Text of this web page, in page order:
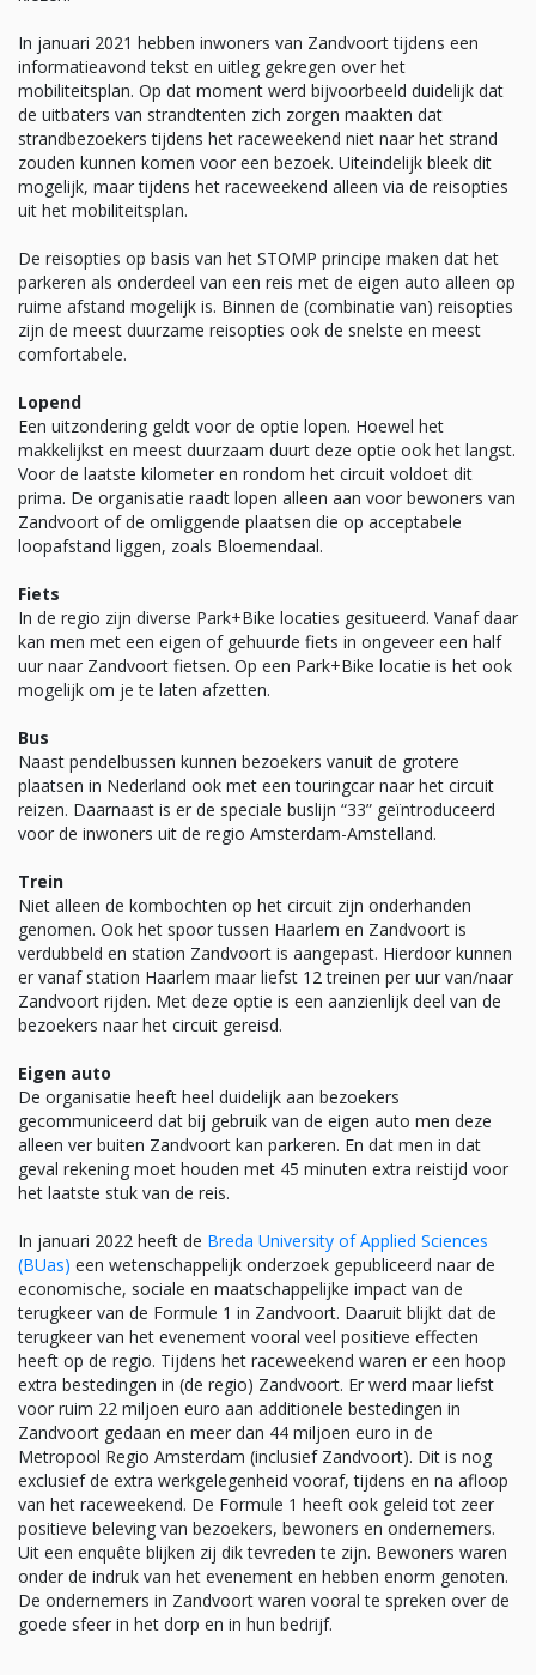
In januari 2021 hebben inwoners van Zandvoort tijdens een
informatieavond tekst en uitleg gekregen over het
mobiliteitsplan. Op dat moment werd bijvoorbeeld duidelijk dat
de uitbaters van strandtenten zich zorgen maakten dat
strandbezoekers tijdens het raceweekend niet naar het strand
zouden kunnen komen voor een bezoek. Uiteindelijk bleek dit
mogelijk, maar tijdens het raceweekend alleen via de reisopties
uit het mobiliteitsplan.
De reisopties op basis van het STOMP principe maken dat het
parkeren als onderdeel van een reis met de eigen auto alleen op
ruime afstand mogelijk is. Binnen de (combinatie van) reisopties
zijn de meest duurzame reisopties ook de snelste en meest
comfortabele.
Lopend
Een uitzondering geldt voor de optie lopen. Hoewel het
makkelijkst en meest duurzaam duurt deze optie ook het langst.
Voor de laatste kilometer en rondom het circuit voldoet dit
prima. De organisatie raadt lopen alleen aan voor bewoners van
Zandvoort of de omliggende plaatsen die op acceptabele
loopafstand liggen, zoals Bloemendaal.
Fiets
In de regio zijn diverse Park+Bike locaties gesitueerd. Vanaf daar
kan men met een eigen of gehuurde fiets in ongeveer een half
uur naar Zandvoort fietsen. Op een Park+Bike locatie is het ook
mogelijk om je te laten afzetten.
Bus
Naast pendelbussen kunnen bezoekers vanuit de grotere
plaatsen in Nederland ook met een touringcar naar het circuit
reizen. Daarnaast is er de speciale buslijn “33” geïntroduceerd
voor de inwoners uit de regio Amsterdam-Amstelland.
Trein
Niet alleen de kombochten op het circuit zijn onderhanden
genomen. Ook het spoor tussen Haarlem en Zandvoort is
verdubbeld en station Zandvoort is aangepast. Hierdoor kunnen
er vanaf station Haarlem maar liefst 12 treinen per uur van/naar
Zandvoort rijden. Met deze optie is een aanzienlijk deel van de
bezoekers naar het circuit gereisd.
Eigen auto
De organisatie heeft heel duidelijk aan bezoekers
gecommuniceerd dat bij gebruik van de eigen auto men deze
alleen ver buiten Zandvoort kan parkeren. En dat men in dat
geval rekening moet houden met 45 minuten extra reistijd voor
het laatste stuk van de reis.
In januari 2022 heeft de Breda University of Applied Sciences
(BUas) een wetenschappelijk onderzoek gepubliceerd naar de
economische, sociale en maatschappelijke impact van de
terugkeer van de Formule 1 in Zandvoort. Daaruit blijkt dat de
terugkeer van het evenement vooral veel positieve effecten
heeft op de regio. Tijdens het raceweekend waren er een hoop
extra bestedingen in (de regio) Zandvoort. Er werd maar liefst
voor ruim 22 miljoen euro aan additionele bestedingen in
Zandvoort gedaan en meer dan 44 miljoen euro in de
Metropool Regio Amsterdam (inclusief Zandvoort). Dit is nog
exclusief de extra werkgelegenheid vooraf, tijdens en na afloop
van het raceweekend. De Formule 1 heeft ook geleid tot zeer
positieve beleving van bezoekers, bewoners en ondernemers.
Uit een enquête blijken zij dik tevreden te zijn. Bewoners waren
onder de indruk van het evenement en hebben enorm genoten.
De ondernemers in Zandvoort waren vooral te spreken over de
goede sfeer in het dorp en in hun bedrijf.